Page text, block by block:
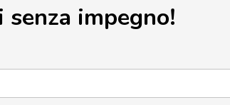
impegno!